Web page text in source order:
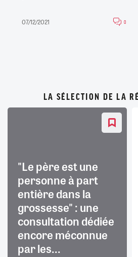
07/12/2021 0
LA SÉLECTION DE LA
"Le père est une
personne à part
entière dans la
grossesse" : une
consultation dédiée
encore méconnue
par les...